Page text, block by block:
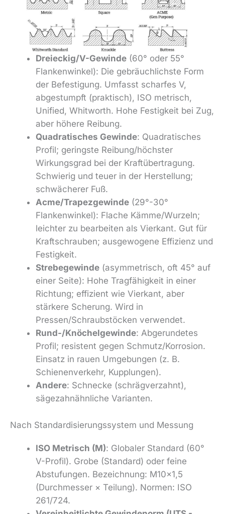
Dreieckig/V-Gewinde (60° oder 55°
Flankenwinkel): Die gebräuchlichste Form
der Befestigung. Umfasst scharfes V,
abgestumpft (praktisch), ISO metrisch,
Unified, Whitworth. Hohe Festigkeit bei Zug,
aber höhere Reibung.
Quadratisches Gewinde: Quadratisches
Profil; geringste Reibung/höchster
Wirkungsgrad bei der Kraftübertragung.
Schwierig und teuer in der Herstellung;
schwächerer Fuß.
Acme/Trapezgewinde (29°-30°
Flankenwinkel): Flache Kämme/Wurzeln;
leichter zu bearbeiten als Vierkant. Gut für
Kraftschrauben; ausgewogene Effizienz und
Festigkeit.
Strebegewinde (asymmetrisch, oft 45° auf
einer Seite): Hohe Tragfähigkeit in einer
Richtung; effizient wie Vierkant, aber
stärkere Scherung. Wird in
Pressen/Schraubstöcken verwendet.
Rund-/Knöchelgewinde: Abgerundetes
Profil; resistent gegen Schmutz/Korrosion.
Einsatz in rauen Umgebungen (z. B.
Schienenverkehr, Kupplungen).
Andere: Schnecke (schrägverzahnt),
sägezahnähnliche Varianten.
Nach Standardisierungssystem und Messung
ISO Metrisch (M): Globaler Standard (60°
V-Profil). Grobe (Standard) oder feine
Abstufungen. Bezeichnung: M10×1,5
(Durchmesser × Teilung). Normen: ISO
261/724.